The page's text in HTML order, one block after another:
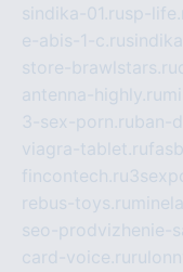
sindika-01.rusp-
e-abis-1-c.ru
store-brawlstars.ru
antenna-highly.ru
3-sex-porn.ruban-
viagra-tablet.ru
fincontech.ru
rebus-toys.ru
seo-prodvizhenie-
card-voice.ru